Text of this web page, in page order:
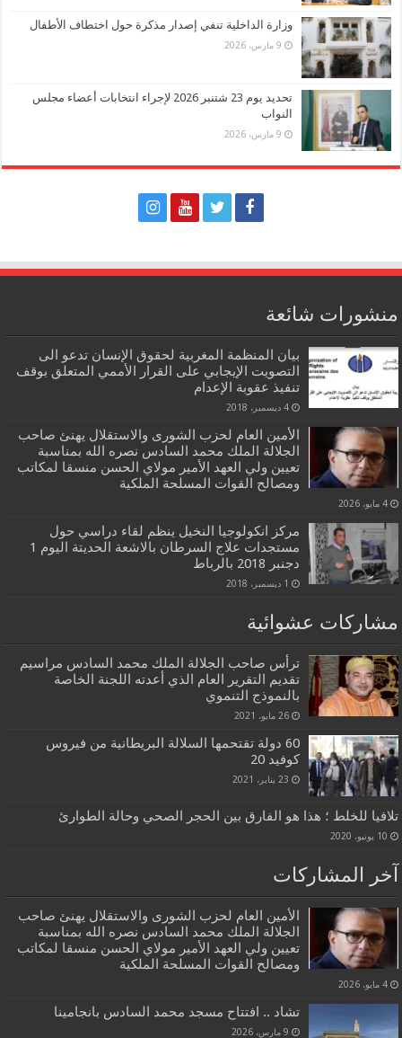
وزارة الداخلية تنفي إصدار مذكرة حول اختطاف الأطفال
9 مارس، 2026
تحديد يوم 23 شتنبر 2026 لإجراء انتخابات أعضاء مجلس
النواب
9 مارس، 2026
منشورات شائعة
بيان المنظمة المغربية لحقوق الإنسان تدعو الى
التصويت الإيجابي على القرار الأممي المتعلق بوقف
تنفيذ عقوبة الإعدام
4 ديسمبر، 2018
الأمين العام لحزب الشورى والاستقلال يهنئ صاحب
الجلالة الملك محمد السادس نصره الله بمناسبة
تعيين ولي العهد الأمير مولاي الحسن منسقا لمكاتب
ومصالح القوات المسلحة الملكية
4 مايو، 2026
مركز انكولوجيا النخيل ينظم لقاء دراسي حول
مستجدات علاج السرطان بالاشعة الحديتة اليوم 1
دجنبر 2018 بالرباط
1 ديسمبر، 2018
مشاركات عشوائية
ترأس صاحب الجلالة الملك محمد السادس مراسيم
تقديم التقرير العام الذي أعدته اللجنة الخاصة
بالنموذج التنموي
26 مايو، 2021
60 دولة تقتحمها السلالة البريطانية من فيروس
كوفيد 20
23 يناير، 2021
تلافيا للخلط ؛ هذا هو الفارق بين الحجر الصحي وحالة الطوارئ
10 يونيو، 2020
آخر المشاركات
الأمين العام لحزب الشورى والاستقلال يهنئ صاحب
الجلالة الملك محمد السادس نصره الله بمناسبة
تعيين ولي العهد الأمير مولاي الحسن منسقا لمكاتب
ومصالح القوات المسلحة الملكية
4 مايو، 2026
تشاد .. افتتاح مسجد محمد السادس بانجامينا
9 مارس، 2026